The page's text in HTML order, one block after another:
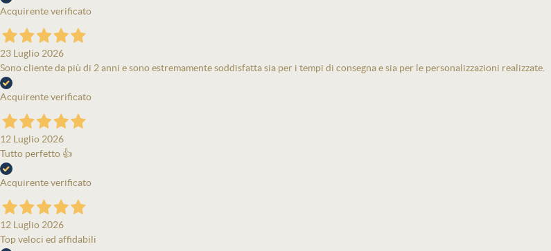
Acquirente verificato
23 Luglio 2026
Sono cliente da più di 2 anni e sono estremamente soddisfatta sia per i tempi di consegna e sia per le personalizzazioni realizzate.
Acquirente verificato
12 Luglio 2026
Tutto perfetto 👍
Acquirente verificato
12 Luglio 2026
Top veloci ed affidabili